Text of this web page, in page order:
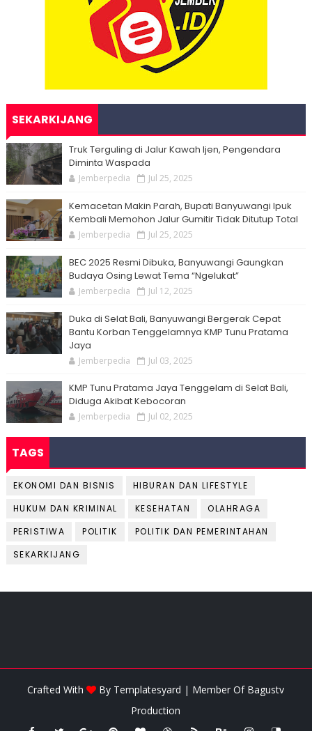
SEKARKIJANG
Truk Terguling di Jalur Kawah Ijen, Pengendara
Diminta Waspada
Jemberpedia Jul 25, 2025
Kemacetan Makin Parah, Bupati Banyuwangi Ipuk
Kembali Memohon Jalur Gumitir Tidak Ditutup Total
Jemberpedia Jul 25, 2025
BEC 2025 Resmi Dibuka, Banyuwangi Gaungkan
Budaya Osing Lewat Tema “Ngelukat”
Jemberpedia Jul 12, 2025
Duka di Selat Bali, Banyuwangi Bergerak Cepat
Bantu Korban Tenggelamnya KMP Tunu Pratama
Jaya
Jemberpedia Jul 03, 2025
KMP Tunu Pratama Jaya Tenggelam di Selat Bali,
Diduga Akibat Kebocoran
Jemberpedia Jul 02, 2025
TAGS
EKONOMI DAN BISNIS
HIBURAN DAN LIFESTYLE
HUKUM DAN KRIMINAL
KESEHATAN
OLAHRAGA
PERISTIWA
POLITIK
POLITIK DAN PEMERINTAHAN
SEKARKIJANG
Crafted With By Templatesyard | Member Of Bagustv
Production